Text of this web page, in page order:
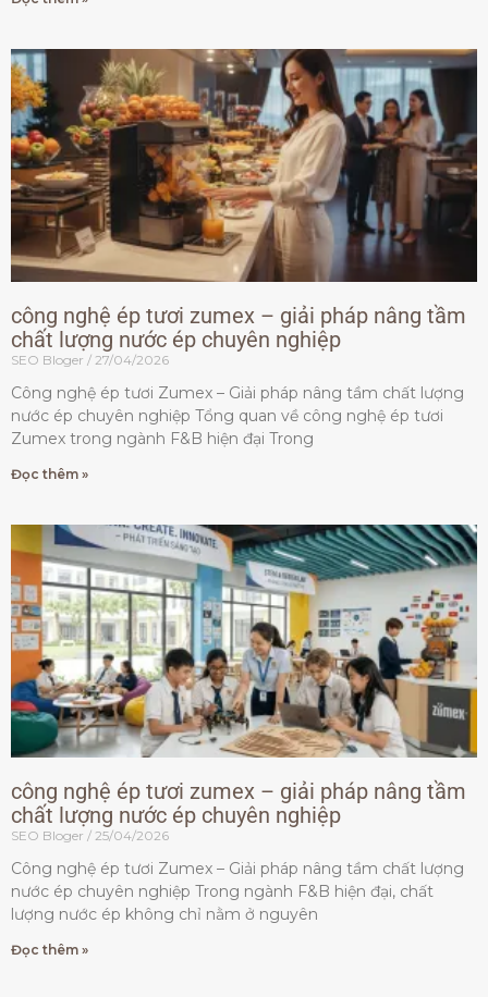
công nghệ ép tươi zumex – giải pháp nâng tầm
chất lượng nước ép chuyên nghiệp
SEO Bloger 27/04/2026
Công nghệ ép tươi Zumex – Giải pháp nâng tầm chất lượng
nước ép chuyên nghiệp Tổng quan về công nghệ ép tươi
Zumex trong ngành F&B hiện đại Trong
Đọc thêm »
công nghệ ép tươi zumex – giải pháp nâng tầm
chất lượng nước ép chuyên nghiệp
SEO Bloger 25/04/2026
Công nghệ ép tươi Zumex – Giải pháp nâng tầm chất lượng
nước ép chuyên nghiệp Trong ngành F&B hiện đại, chất
lượng nước ép không chỉ nằm ở nguyên
Đọc thêm »